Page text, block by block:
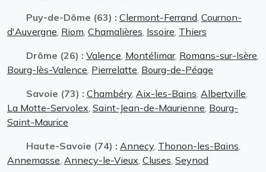
Puy-de-Dôme (63) : Clermont-Ferrand Cournon-
d'Auvergne Riom Chamalières Issoire Thiers
Drôme (26) : Valence Montélimar, Romans-sur-Isère
Bourg-lès-Valence Pierrelatte Bourg-de-Péage
Savoie (73) : Chambéry Aix-les-Bains Albertville
La Motte-Servolex Saint-Jean-de-Maurienne Bourg-
Saint-Maurice
Haute-Savoie (74) : Annecy Thonon-les-Bains
Annemasse Annecy-le-Vieux Cluses Seynod